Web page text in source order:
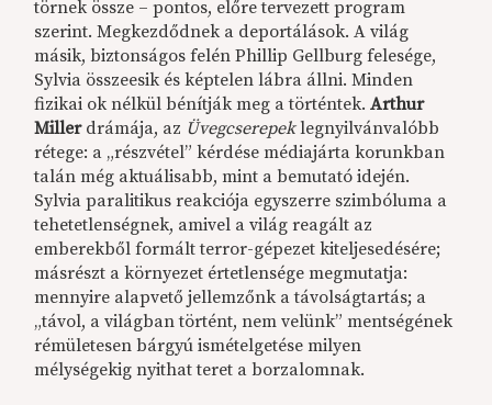
törnek össze – pontos, előre tervezett program
szerint. Megkezdődnek a deportálások. A világ
másik, biztonságos felén Phillip Gellburg felesége,
Sylvia összeesik és képtelen lábra állni. Minden
fizikai ok nélkül bénítják meg a történtek.Arthur
Millerdrámája, az Üvegcserepeklegnyilvánvalóbb
rétege: a „részvétel” kérdése médiajárta korunkban
talán még aktuálisabb, mint a bemutató idején.
Sylvia paralitikus reakciója egyszerre szimbóluma a
tehetetlenségnek, amivel a világ reagált az
emberekből formált terror-gépezet kiteljesedésére;
másrészt a környezet értetlensége megmutatja:
mennyire alapvető jellemzőnk a távolságtartás; a
„távol, a világban történt, nem velünk” mentségének
rémületesen bárgyú ismételgetése milyen
mélységekig nyithat teret a borzalomnak.